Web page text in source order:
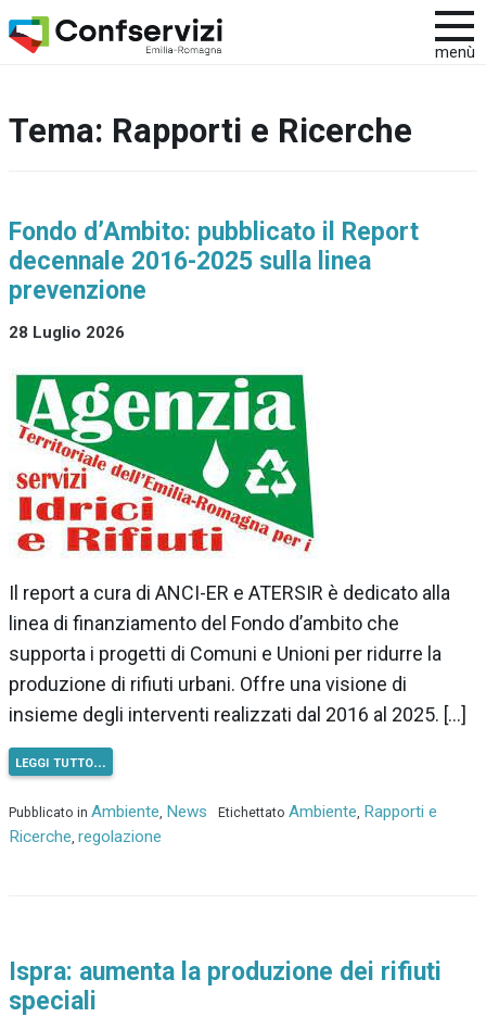
menù
Tema: Rapporti e Ricerche
Fondo d’Ambito: pubblicato il Report
decennale 2016-2025 sulla linea
prevenzione
28 Luglio 2026
Il report a cura di ANCI-ER e ATERSIR è dedicato alla
linea di finanziamento del Fondo d’ambito che
supporta i progetti di Comuni e Unioni per ridurre la
produzione di rifiuti urbani. Offre una visione di
insieme degli interventi realizzati dal 2016 al 2025. […]
leggi tutto…
Pubblicato in Ambiente, News Etichettato Ambiente, Rapporti e
Ricerche, regolazione
Ispra: aumenta la produzione dei rifiuti
speciali